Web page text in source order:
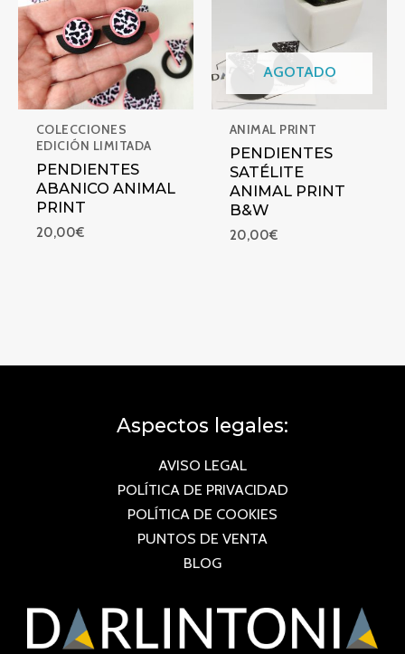
COLECCIONES
EDICIÓN LIMITADA
PENDIENTES
ABANICO ANIMAL
PRINT
20,00€
AGOTADO
ANIMAL PRINT
PENDIENTES
SATÉLITE
ANIMAL PRINT
B&W
20,00€
Aspectos legales:
AVISO LEGAL
POLÍTICA DE PRIVACIDAD
POLÍTICA DE COOKIES
PUNTOS DE VENTA
BLOG